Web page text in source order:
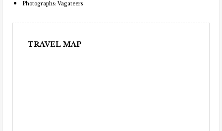
Photographs: Vagateers
TRAVEL MAP